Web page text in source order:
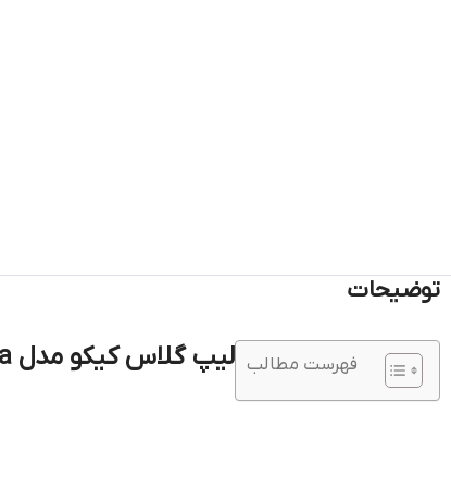
توضیحات
فهرست مطالب لیپ گلاس کیکو مدل 3D Hydra شماره 21 Brun Rose